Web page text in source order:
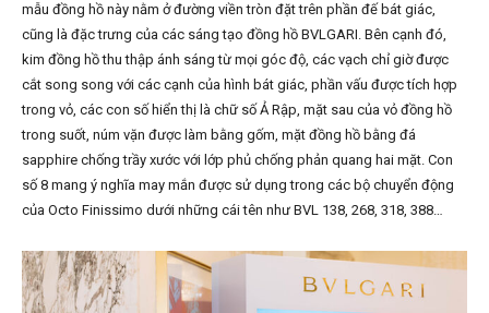
mẫu đồng hồ này nằm ở đường viền tròn đặt trên phần đế bát giác,
cũng là đặc trưng của các sáng tạo đồng hồ BVLGARI. Bên cạnh đó,
kim đồng hồ thu thập ánh sáng từ mọi góc độ, các vạch chỉ giờ được
cắt song song với các cạnh của hình bát giác, phần vấu được tích hợp
trong vỏ, các con số hiển thị là chữ số Ả Rập, mặt sau của vỏ đồng hồ
trong suốt, núm vặn được làm bằng gốm, mặt đồng hồ bằng đá
sapphire chống trầy xước với lớp phủ chống phản quang hai mặt. Con
số 8 mang ý nghĩa may mắn được sử dụng trong các bộ chuyển động
của Octo Finissimo dưới những cái tên như BVL 138, 268, 318, 388…